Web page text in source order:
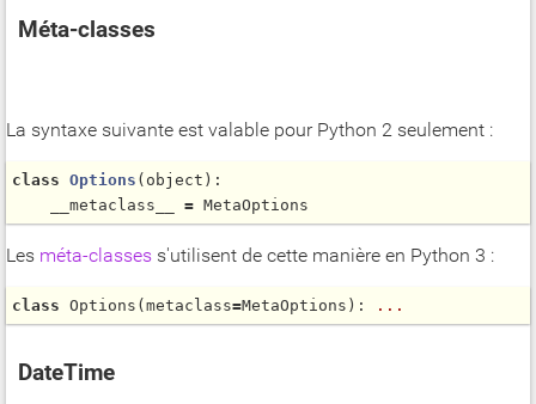
Méta-classes
La syntaxe suivante est valable pour Python 2 seulement :
class Options ( object ):
    __metaclass__
=
Les méta-classes s'utilisent de cette manière en Python 3 :
class Options (metaclass=MetaOptions): ...
DateTime